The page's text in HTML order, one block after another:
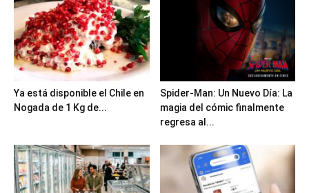
Ya está disponible el Chile en
Nogada de 1 Kg de...
Spider-Man: Un Nuevo Día: La
magia del cómic finalmente
regresa al...